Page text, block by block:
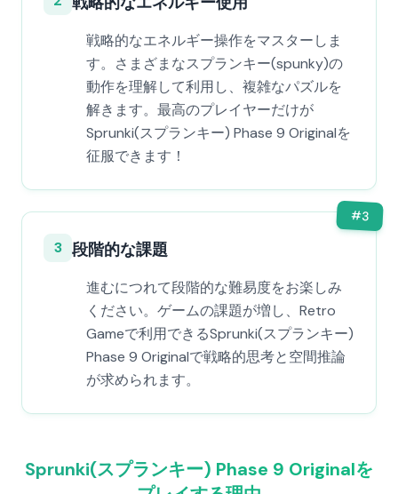
戦略的なエネルギー操作をマスターしま
す。さまざまなスプランキー(spunky)の
動作を理解して利用し、複雑なパズルを
解きます。最高のプレイヤーだけが
Sprunki(スプランキー) Phase 9 Originalを
征服できます！
#3
3 段階的な課題
進むにつれて段階的な難易度をお楽しみ
ください。ゲームの課題が増し、Retro
Gameで利用できるSprunki(スプランキー)
Phase 9 Originalで戦略的思考と空間推論
が求められます。
Sprunki(スプランキー) Phase 9 Originalを